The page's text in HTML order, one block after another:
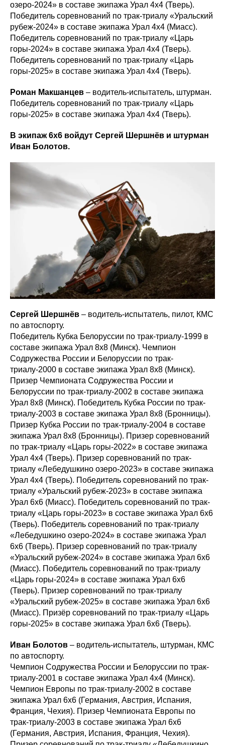
озеро-2024» в составе экипажа Урал 4х4 (Тверь).
Победитель соревнований по трак-триалу «Уральский
рубеж-2024» в составе экипажа Урал 4х4 (Миасс).
Победитель соревнований по трак-триалу «Царь
горы-2024» в составе экипажа Урал 4х4 (Тверь).
Победитель соревнований по трак-триалу «Царь
горы-2025» в составе экипажа Урал 4х4 (Тверь).
Роман Макшанцев – водитель-испытатель, штурман.
Победитель соревнований по трак-триалу «Царь
горы-2025» в составе экипажа Урал 4х4 (Тверь).
В экипаж 6х6 войдут Сергей Шершнёв и штурман
Иван Болотов.
Сергей Шершнёв – водитель-испытатель, пилот, КМС
по автоспорту.
Победитель Кубка Белоруссии по трак-триалу-1999 в
составе экипажа Урал 8х8 (Минск). Чемпион
Содружества России и Белоруссии по трак-
триалу-2000 в составе экипажа Урал 8х8 (Минск).
Призер Чемпионата Содружества России и
Белоруссии по трак-триалу-2002 в составе экипажа
Урал 8х8 (Минск). Победитель Кубка России по трак-
триалу-2003 в составе экипажа Урал 8х8 (Бронницы).
Призер Кубка России по трак-триалу-2004 в составе
экипажа Урал 8х8 (Бронницы). Призер соревнований
по трак-триалу «Царь горы-2022» в составе экипажа
Урал 4х4 (Тверь). Призер соревнований по трак-
триалу «Лебедушкино озеро-2023» в составе экипажа
Урал 4х4 (Тверь). Победитель соревнований по трак-
триалу «Уральский рубеж-2023» в составе экипажа
Урал 6х6 (Миасс). Победитель соревнований по трак-
триалу «Царь горы-2023» в составе экипажа Урал 6х6
(Тверь). Победитель соревнований по трак-триалу
«Лебедушкино озеро-2024» в составе экипажа Урал
6х6 (Тверь). Призер соревнований по трак-триалу
«Уральский рубеж-2024» в составе экипажа Урал 6х6
(Миасс). Победитель соревнований по трак-триалу
«Царь горы-2024» в составе экипажа Урал 6х6
(Тверь). Призер соревнований по трак-триалу
«Уральский рубеж-2025» в составе экипажа Урал 6х6
(Миасс). Призёр соревнований по трак-триалу «Царь
горы-2025» в составе экипажа Урал 6х6 (Тверь).
Иван Болотов – водитель-испытатель, штурман, КМС
по автоспорту.
Чемпион Содружества России и Белоруссии по трак-
триалу-2001 в составе экипажа Урал 4х4 (Минск).
Чемпион Европы по трак-триалу-2002 в составе
экипажа Урал 6х6 (Германия, Австрия, Испания,
Франция, Чехия). Призер Чемпионата Европы по
трак-триалу-2003 в составе экипажа Урал 6х6
(Германия, Австрия, Испания, Франция, Чехия).